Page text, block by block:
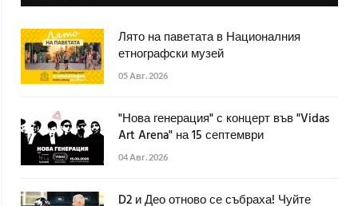
Лято на паветата в Националния
етнографски музей
05 Авг. 2026
"Нова генерация" с концерт във "Vidas
Art Arena" на 15 септември
04 Авг. 2026
D2 и Део отново се събраха! Чуйте